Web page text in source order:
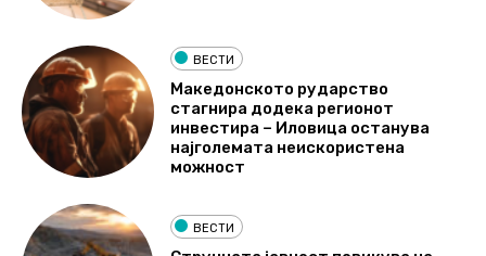
ВЕСТИ
Македонското рударство
стагнира додека регионот
инвестира – Иловица останува
најголемата неискористена
можност
ВЕСТИ